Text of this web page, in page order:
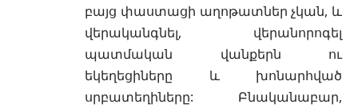
բայց փաստացի աղոթատներ չկան, և
վերականգնել, վերանորոգել
պատմական վանքերն ու
եկեղեցիները և խոնարհված
սրբատեղիները: Բնականաբար,